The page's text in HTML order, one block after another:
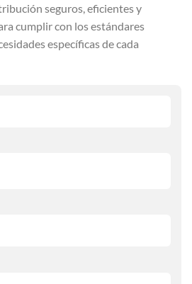
seguros, eficientes y
cumplir con los estándares
específicas de cada